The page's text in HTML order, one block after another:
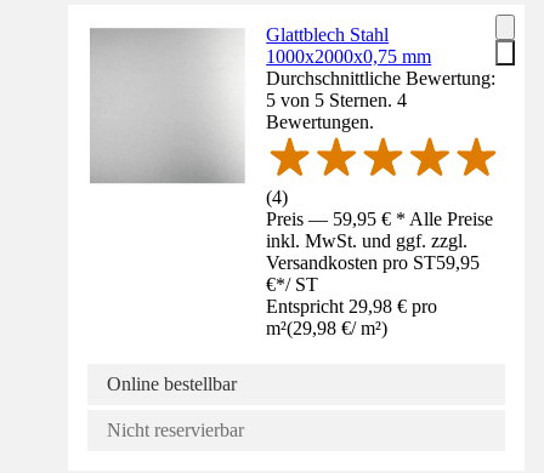
Glattblech Stahl
1000x2000x0,75 mm
Durchschnittliche Bewertung:
5 von 5 Sternen. 4
Bewertungen.
(4)
Preis — 59,95 € * Alle Preise
inkl. MwSt. und ggf. zzgl.
Versandkosten pro ST59,95
€*/ ST
Entspricht 29,98 € pro
m²(29,98 €/ m²)
Online bestellbar
Nicht reservierbar